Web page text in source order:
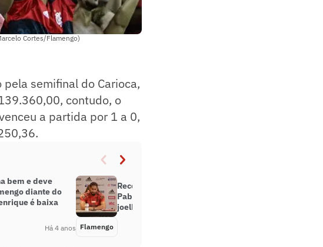
Cortes/Flamengo)
semifinal do Carioca,
contudo, o
a partida por 1 a 0,
bem e deve
diante do
é baixa
Há 4 anos
Recém-contratado pelo Flamengo,
Pablo sofre lesão no ligamento do
joelho direito em treino
Flamengo